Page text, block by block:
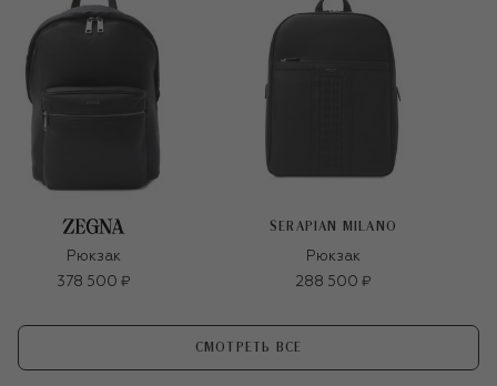
Рюкзак
378 500 ₽
SERAPIAN MILANO
Рюкзак
288 500 ₽
СМОТРЕТЬ ВСЕ